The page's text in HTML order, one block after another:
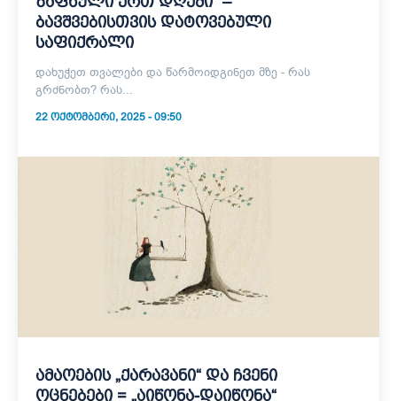
ბავშვებისთვის დატოვებული
საფიქრალი
დახუჭეთ თვალები და წარმოიდგინეთ მზე - რას
გრძნობთ? რას...
22 ᲝᲥᲢᲝᲛᲑᲔᲠᲘ, 2025 - 09:50
ამაოების „ქარავანი“ და ჩვენი
ოცნებები = „აიწონა-დაიწონა“